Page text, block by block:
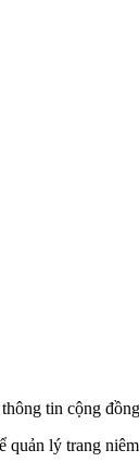
tin cộng
quản lý trang